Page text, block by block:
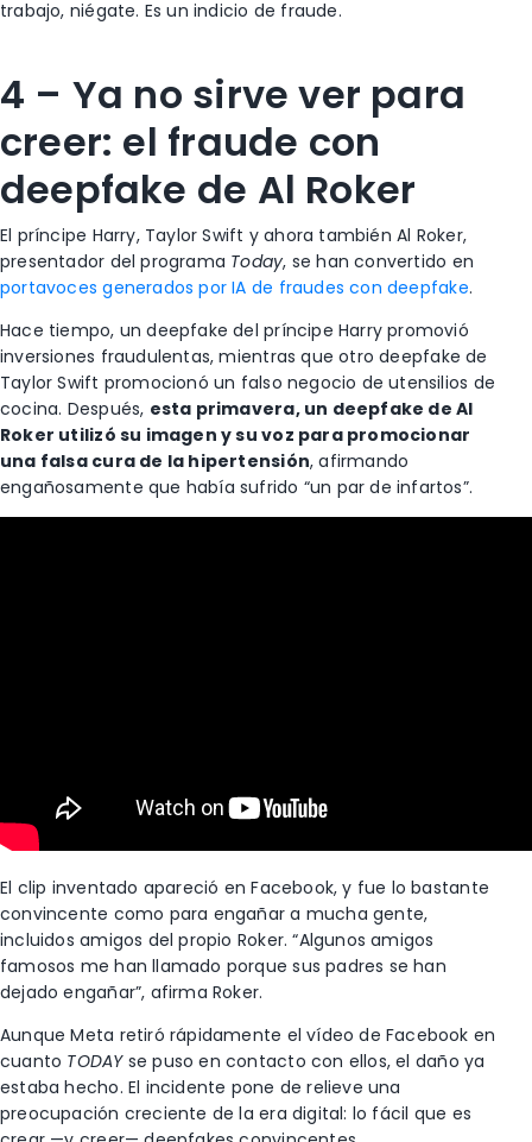
trabajo, niégate. Es un indicio de fraude.
4 – Ya no sirve ver para
creer: el fraude con
deepfake de Al Roker
El príncipe Harry, Taylor Swift y ahora también Al Roker,
presentador del programa Today, se han convertido en
portavoces generados por IA de fraudes con deepfake.
Hace tiempo, un deepfake del príncipe Harry promovió
inversiones fraudulentas, mientras que otro deepfake de
Taylor Swift promocionó un falso negocio de utensilios de
cocina. Después, esta primavera, un deepfake de Al
Roker utilizó su imagen y su voz para promocionar
una falsa cura de la hipertensión, afirmando
engañosamente que había sufrido “un par de infartos”.
El clip inventado apareció en Facebook, y fue lo bastante
convincente como para engañar a mucha gente,
incluidos amigos del propio Roker. “Algunos amigos
famosos me han llamado porque sus padres se han
dejado engañar”, afirma Roker.
Aunque Meta retiró rápidamente el vídeo de Facebook en
cuanto TODAYse puso en contacto con ellos, el daño ya
estaba hecho. El incidente pone de relieve una
preocupación creciente de la era digital: lo fácil que es